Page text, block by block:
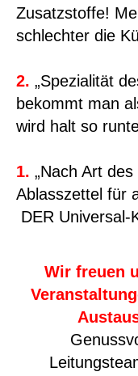
Zusatzstoffe!
schlechter die
2. „Spezialität
bekommt man
wird halt so
1. „Nach Art
Ablasszettel für
DER Universal-
Wir freuen